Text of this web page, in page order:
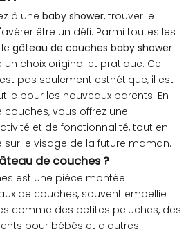
à une baby shower, trouver le
être un défi. Parmi toutes les
gâteau de couches baby shower
choix original et pratique. Ce
pas seulement esthétique, il est
pour les nouveaux parents. En
vous offrez une
et de fonctionnalité, tout en
le visage de la future maman.
de couches ?
est une pièce montée
de couches, souvent embellie
comme des petites peluches, des
pour bébés et d'autres